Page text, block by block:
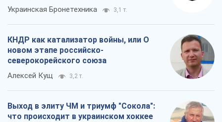
Украинская Бронетехника 3,1 т.
КНДР как катализатор войны, или О
новом этапе российско-
северокорейского союза
Алексей Кущ 3,2 т.
Выход в элиту ЧМ и триумф "Сокола":
что происходит в украинском хоккее